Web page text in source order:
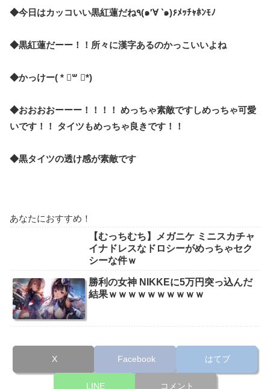
◆今日はカッコいい黒紅蓮だね٩(๑′∀ ‵๑)۶ﾒｯﾁｬﾎﾝﾓﾉ
◆黒紅蓮だーー！！所々に漢字あるのかっこいいよね
◆かっけー( * ॑꒳ ॑*)
◆おおおおーーー！！！！ めっちゃ素敵ですしめっちゃ可愛
いです！！ タイツもめっちゃ良きです！！
◆黒タイツの透け感が素敵です
あなたにおすすめ！
【むっちむち】メガニケ ミニスカチャ
イナドレスなドロシーがめっちゃセク
シーな件ｗ
勝利の女神 NIKKEに5万円突っ込んだ
結果ｗｗｗｗｗｗｗｗｗｗ
X Facebook はてブ
LINE コメント